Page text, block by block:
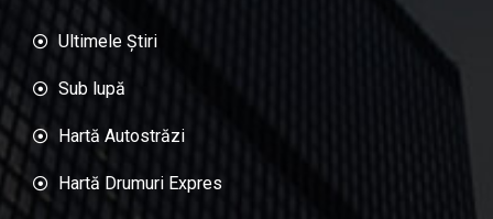
Ultimele Știri
Sub lupă
Hartă Autostrăzi
Hartă Drumuri Expres